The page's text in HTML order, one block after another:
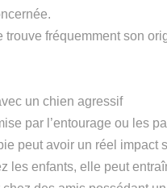
trouve fréquemment son
un chien agressif
par l’entourage ou les
peut avoir un réel
les enfants, elle peut